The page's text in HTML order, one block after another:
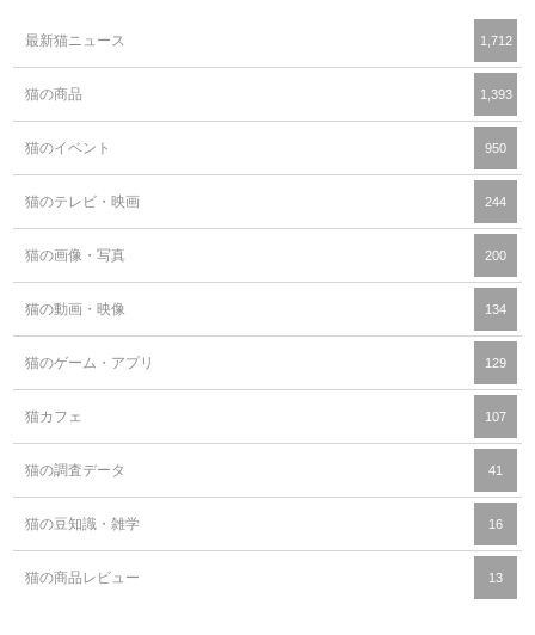
最新猫ニュース 1,712
猫の商品 1,393
猫のイベント 950
猫のテレビ・映画 244
猫の画像・写真 200
猫の動画・映像 134
猫のゲーム・アプリ 129
猫カフェ 107
猫の調査データ 41
猫の豆知識・雑学 16
猫の商品レビュー 13